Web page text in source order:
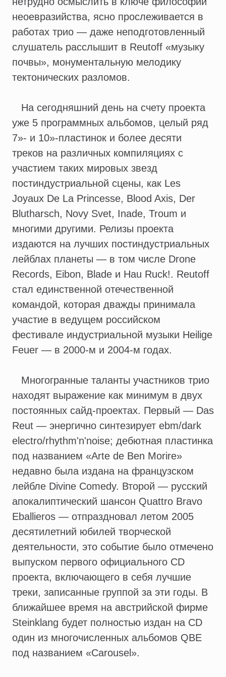
неоевразийства, ясно прослеживается в
работах трио — даже неподготовленный
слушатель расслышит в Reutoff «музыку
почвы», монументальную мелодику
тектонических разломов.
На сегодняшний день на счету проекта
уже 5 программных альбомов, целый ряд
7»- и 10»-пластинок и более десяти
треков на различных компиляциях с
участием таких мировых звезд
постиндустриальной сцены, как Les
Joyaux De La Princesse, Blood Axis, Der
Blutharsch, Novy Svet, Inade, Troum и
многими другими. Релизы проекта
издаются на лучших постиндустриальных
лейблах планеты — в том числе Drone
Records, Eibon, Blade и Hau Ruck!. Reutoff
стал единственной отечественной
командой, которая дважды принимала
участие в ведущем российском
фестивале индустриальной музыки Heilige
Feuer — в 2000-м и 2004-м годах.
Многогранные таланты участников трио
находят выражение как минимум в двух
постоянных сайд-проектах. Первый — Das
Reut — энергично синтезирует ebm/dark
electro/rhythm'n'noise; дебютная пластинка
под названием «Arte de Ben Morire»
недавно была издана на французском
лейбле Divine Comedy. Второй — русский
апокалиптический шансон Quattro Bravo
Eballieros — отпраздновал летом 2005
десятилетний юбилей творческой
деятельности, это событие было отмечено
выпуском первого официального CD
проекта, включающего в себя лучшие
треки, записанные группой за эти годы. В
ближайшее время на австрийской фирме
Steinklang будет полностью издан на CD
один из многочисленных альбомов QBE
под названием «Carousel».